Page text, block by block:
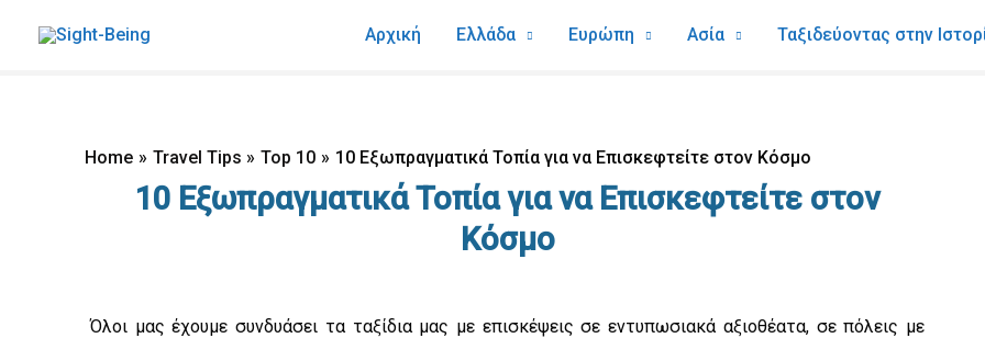
Αρχική Ελλάδα Ευρώπη Ασία Ταξιδεύοντας στην
Home Travel Tips Top 10 10 Εξωπραγματικά Τοπία για να Επισκεφτείτε στον Κόσμο
10 Εξωπραγματικά Τοπία για να Επισκεφτείτε στον
Κόσμο
Όλοι μας έχουμε συνδυάσει τα ταξίδια μας με επισκέψεις σε εντυπωσιακά αξιοθέατα, σε πόλεις με